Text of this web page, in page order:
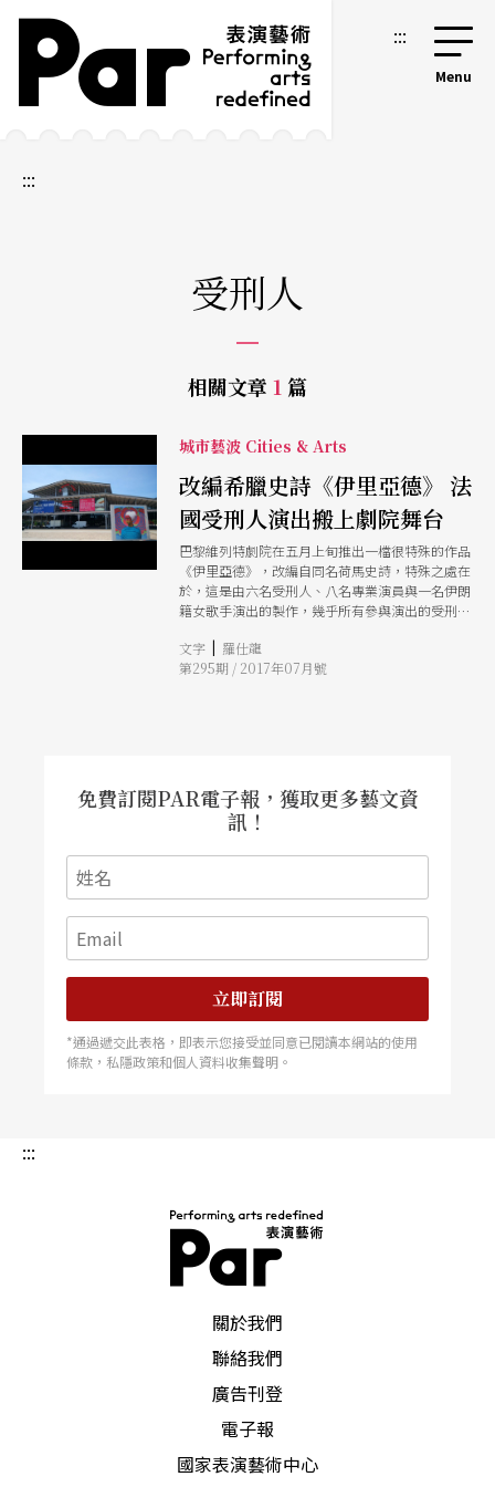
跳到主要內容區塊
網站導覽 :::
:::
受刑人
相關文章 1 篇
城市藝波 Cities & Arts
改編希臘史詩《伊里亞德》 法
國受刑人演出搬上劇院舞台
巴黎維列特劇院在五月上旬推出一檔很特殊的作品
《伊里亞德》，改編自同名荷馬史詩，特殊之處在
於，這是由六名受刑人、八名專業演員與一名伊朗
籍女歌手演出的製作，幾乎所有參與演出的受刑人
比專業演員遜色。導演賈克莫尼表示，該劇演出體
現「尊重、榮譽、自豪」的精神，這對受刑人而言
文字 | 羅仕龍
第295期 / 2017年07月號
免費訂閱PAR電子報，獲取更多藝文資
訊！
立即訂閱
*通過遞交此表格，即表示您接受並同意已閱讀本網站的使用
條款，私隱政策和個人資料收集聲明。
:::
關於我們
聯絡我們
廣告刊登
電子報
國家表演藝術中心